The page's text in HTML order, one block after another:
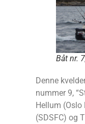
Båt nr.
Denne
nummer 9,
Hellum (Oslo
(SDSFC) og